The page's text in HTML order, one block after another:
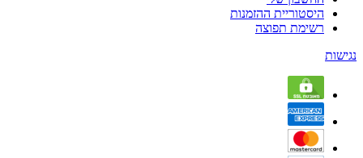
היסטוריית ההזמנות
רשימת תפוצה
נגישות